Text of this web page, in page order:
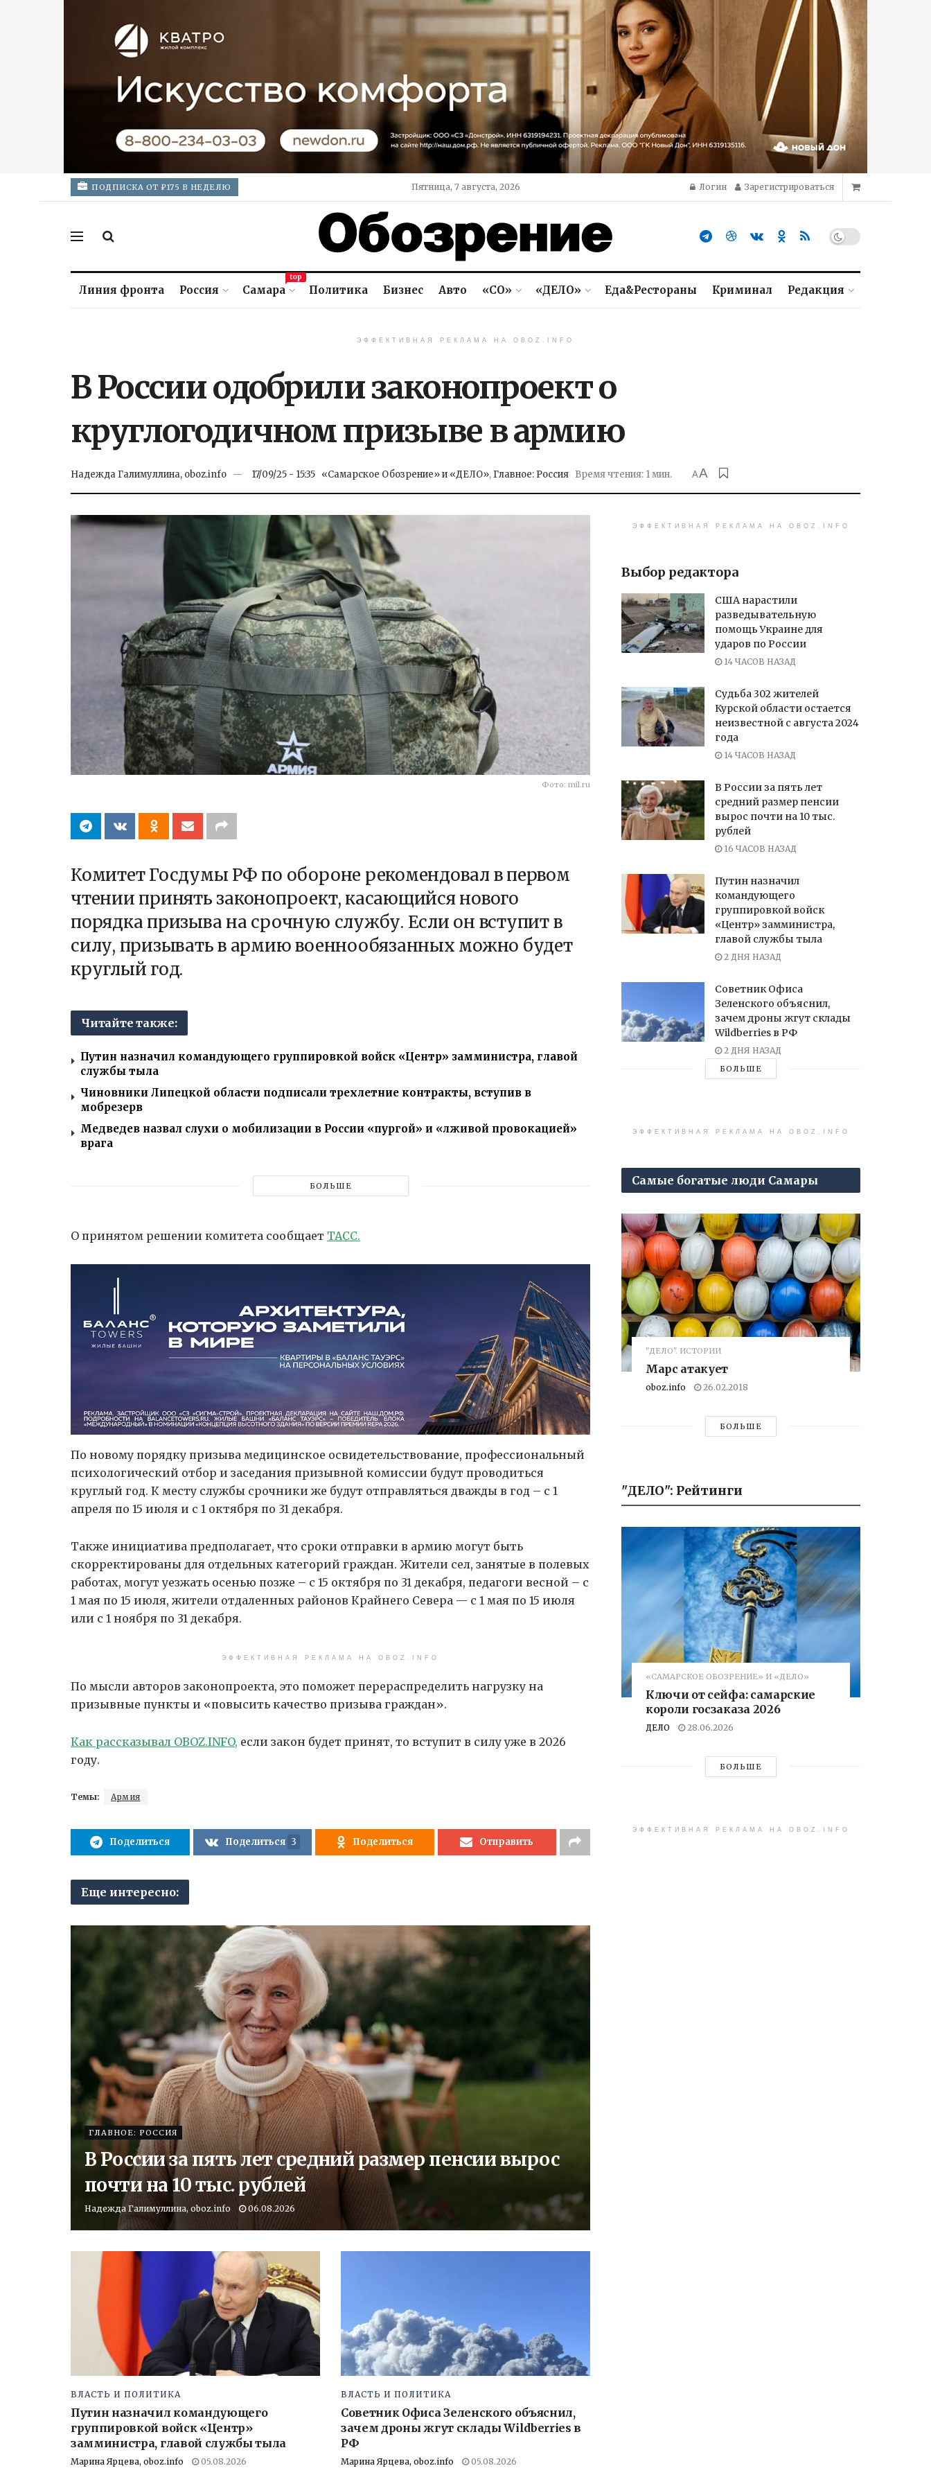
ПОДПИСКА ОТ ₽175 В НЕДЕЛЮ Пятница, 7 августа, 2026 Логин Зарегистрироваться
Линия фронта Россия Самара
top
Политика Бизнес Авто «СО» «ДЕЛО» Еда&Рестораны Криминал Редакция
ЭФФЕКТИВНАЯ РЕКЛАМА НА OBOZ.INFO
В России одобрили законопроект о
круглогодичном призыве в армию
Надежда Галимуллина, oboz.info 17/09/25 - 15:35 «Самарское Обозрение» и «ДЕЛО»,Главное: Россия Время чтения: 1 мин. AA
Фото: mil.ru
Комитет Госдумы РФ по обороне рекомендовал в первом
чтении принять законопроект, касающийся нового
порядка призыва на срочную службу. Если он вступит в
силу, призывать в армию военнообязанных можно будет
круглый год.
Читайте также:
Путин назначил командующего группировкой войск «Центр» замминистра, главой
службы тыла
Чиновники Липецкой области подписали трехлетние контракты, вступив в
мобрезерв
Медведев назвал слухи о мобилизации в России «пургой» и «лживой провокацией»
врага
БОЛЬШЕ
О принятом решении комитета сообщает ТАСС.
По новому порядку призыва медицинское освидетельствование, профессиональный
психологический отбор и заседания призывной комиссии будут проводиться
круглый год. К месту службы срочники же будут отправляться дважды в год – с 1
апреля по 15 июля и с 1 октября по 31 декабря.
Также инициатива предполагает, что сроки отправки в армию могут быть
скорректированы для отдельных категорий граждан. Жители сел, занятые в полевых
работах, могут уезжать осенью позже – с 15 октября по 31 декабря, педагоги весной – с
1 мая по 15 июля, жители отдаленных районов Крайнего Севера — с 1 мая по 15 июля
или с 1 ноября по 31 декабря.
ЭФФЕКТИВНАЯ РЕКЛАМА НА OBOZ.INFO
По мысли авторов законопроекта, это поможет перераспределить нагрузку на
призывные пункты и «повысить качество призыва граждан».
Как рассказывал OBOZ.INFO, если закон будет принят, то вступит в силу уже в 2026
году.
Темы: Армия
Поделиться Поделиться 3 Поделиться Отправить
Еще интересно:
ГЛАВНОЕ: РОССИЯ
В России за пять лет средний размер пенсии вырос
почти на 10 тыс. рублей
Надежда Галимуллина, oboz.info 06.08.2026
ВЛАСТЬ И ПОЛИТИКА
Путин назначил командующего
группировкой войск «Центр»
замминистра, главой службы тыла
Марина Ярцева, oboz.info 05.08.2026
ВЛАСТЬ И ПОЛИТИКА
Советник Офиса Зеленского объяснил,
зачем дроны жгут склады Wildberries в
РФ
Марина Ярцева, oboz.info 05.08.2026
ЭФФЕКТИВНАЯ РЕКЛАМА НА OBOZ.INFO
Выбор редактора
США нарастили
разведывательную
помощь Украине для
ударов по России
14 ЧАСОВ НАЗАД
Судьба 302 жителей
Курской области остается
неизвестной с августа 2024
года
14 ЧАСОВ НАЗАД
В России за пять лет
средний размер пенсии
вырос почти на 10 тыс.
рублей
16 ЧАСОВ НАЗАД
Путин назначил
командующего
группировкой войск
«Центр» замминистра,
главой службы тыла
2 ДНЯ НАЗАД
Советник Офиса
Зеленского объяснил,
зачем дроны жгут склады
Wildberries в РФ
2 ДНЯ НАЗАД
БОЛЬШЕ
ЭФФЕКТИВНАЯ РЕКЛАМА НА OBOZ.INFO
Самые богатые люди Самары
"ДЕЛО". ИСТОРИИ
Марс атакует
oboz.info 26.02.2018
БОЛЬШЕ
"ДЕЛО": Рейтинги
«САМАРСКОЕ ОБОЗРЕНИЕ» И «ДЕЛО»
Ключи от сейфа: самарские
короли госзаказа 2026
ДЕЛО 28.06.2026
БОЛЬШЕ
ЭФФЕКТИВНАЯ РЕКЛАМА НА OBOZ.INFO